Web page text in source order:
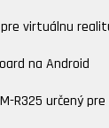
virtuálnu
na Android
R325 určený